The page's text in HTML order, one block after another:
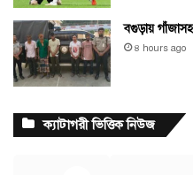
বগুড়ায়
৪ hours ago
ক্যাটাগরী ভিত্তিক নিউজ